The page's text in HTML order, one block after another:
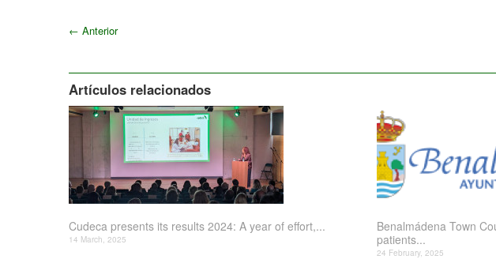
← Anterior
Artículos relacionados
Cudeca presents its results 2024: A year of effort,...
14 March, 2025
Benalmádena Town
patients...
24 February, 2025